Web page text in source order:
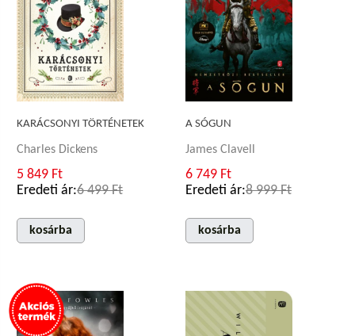
KARÁCSONYI TÖRTÉNETEK
Charles Dickens
5 849 Ft
Eredeti ár:6 499 Ft
kosárba
A SÓGUN
James Clavell
6 749 Ft
Eredeti ár:8 999 Ft
kosárba